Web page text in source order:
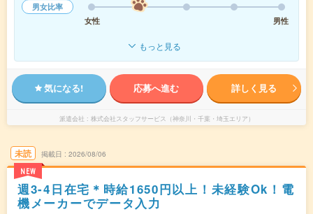
男女比率
女性
男性
もっと見る
気になる! 応募へ進む 詳しく見る
派遣会社 株式会社スタッフサービス（神奈川・千葉・埼玉エリア）
未読
NEW
掲載日 2026/08/06
週3-4日在宅＊時給1650円以上！未経験Ok！電
機メーカーでデータ入力